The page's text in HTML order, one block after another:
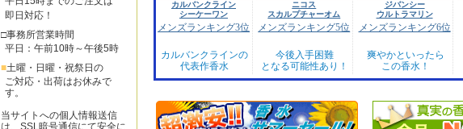
カルバンクライン
シーケーワン
メンズランキング3位
カルバンクラインの
代表作香水
ニコス
スカルプチャーオム
メンズランキング5位
今後入手困難
となる可能性あり！
ジバンシー
ウルトラマリン
メンズランキング6位
爽やかといったら
この香水！
即日対応！
□事務所営業時間
平日：午前10時～午後5時
■土曜・日曜・祝祭日の
ご対応・出荷はお休みで
す。
当サイトへの個人情報送信
は、SSL暗号通信にて安全に